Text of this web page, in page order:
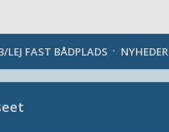
LEJ FAST BÅDPLADS NYHEDER